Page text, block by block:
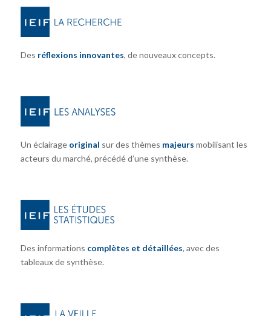
Des réflexions innovantes, de nouveaux concepts.
Un éclairage original sur des thèmes majeurs mobilisant les
acteurs du marché, précédé d’une synthèse.
Des informations complètes et détaillées, avec des
tableaux de synthèse.